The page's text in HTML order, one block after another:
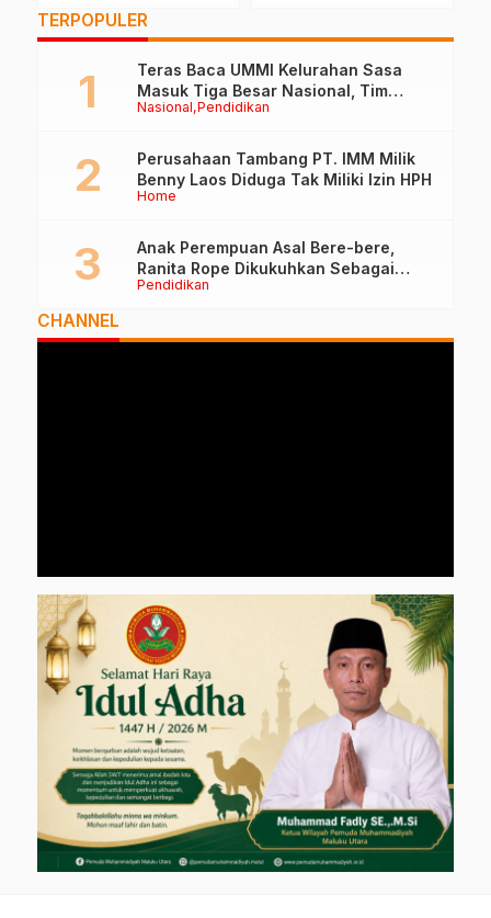
TERPOPULER
Nasional Pendidikan
Teras Baca UMMI Kelurahan Sasa
Masuk Tiga Besar Nasional, Tim
Penilai Lakukan Visitasi di Ternate
Home
Perusahaan Tambang PT. IMM Milik
Benny Laos Diduga Tak Miliki Izin HPH
Pendidikan
Anak Perempuan Asal Bere-bere,
Ranita Rope Dikukuhkan Sebagai
Guru Besar dan Rektor Ummu
CHANNEL